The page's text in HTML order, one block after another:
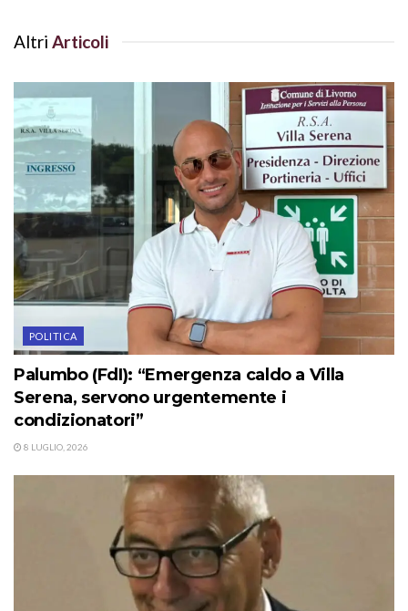
Altri Articoli
POLITICA
Palumbo (FdI): “Emergenza caldo a Villa
Serena, servono urgentemente i
condizionatori”
8 LUGLIO, 2026